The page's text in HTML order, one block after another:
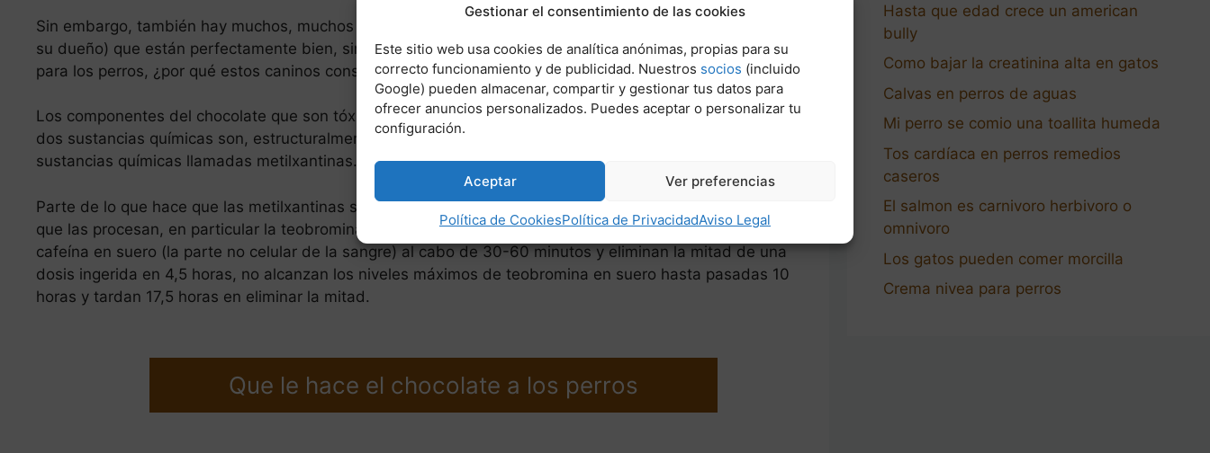
Gestionar el consentimiento de las cookies
Este sitio web usa cookies de analítica anónimas, propias para su
correcto funcionamiento y de publicidad. Nuestros socios (incluido
Google) pueden almacenar, compartir y gestionar tus datos para
ofrecer anuncios personalizados. Puedes aceptar o personalizar tu
configuración.
Aceptar Ver preferencias
Política de CookiesPolítica de PrivacidadAviso Legal
Sin embargo, también hay muchos, muchos perros que comen chocolate (con o sin el conocimiento de
su dueño) que están perfectamente bien, sin necesidad de tratamiento. Si el chocolate es tan malo
para los perros, ¿por qué estos caninos consumidores de golosinas están bien?
Los componentes del chocolate que son tóxicos para los perros son la teobromina y la cafeína. Estas
dos sustancias químicas son, estructuralmente, casi idénticas, y ambas pertenecen a un grupo de
sustancias químicas llamadas metilxantinas.
Parte de lo que hace que las metilxantinas sean tan peligrosas para los animales es la lentitud con la
que las procesan, en particular la teobromina. Mientras que los perros alcanzan los niveles máximos de
cafeína en suero (la parte no celular de la sangre) al cabo de 30-60 minutos y eliminan la mitad de una
dosis ingerida en 4,5 horas, no alcanzan los niveles máximos de teobromina en suero hasta pasadas 10
horas y tardan 17,5 horas en eliminar la mitad.
Que le hace el chocolate a los perros
Hasta que edad crece un american
bully
Como bajar la creatinina alta en gatos
Calvas en perros de aguas
Mi perro se comio una toallita humeda
Tos cardíaca en perros remedios
caseros
El salmon es carnivoro herbivoro o
omnivoro
Los gatos pueden comer morcilla
Crema nivea para perros